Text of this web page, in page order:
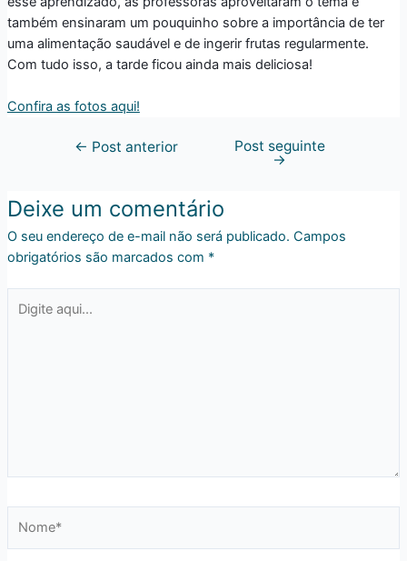
também ensinaram um pouquinho sobre a importância de ter
uma alimentação saudável e de ingerir frutas regularmente.
Com tudo isso, a tarde ficou ainda mais deliciosa!
Confira as fotos aqui!
← Post anterior Post seguinte
→
Deixe um comentário
O seu endereço de e-mail não será publicado. Campos
obrigatórios são marcados com *
aqui...